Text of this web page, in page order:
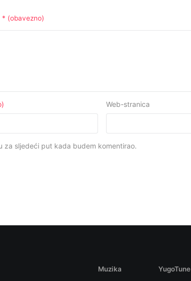
* (obavezno)
Web-stranica
za sljedeći put kada budem komentirao.
Muzika YugoTune